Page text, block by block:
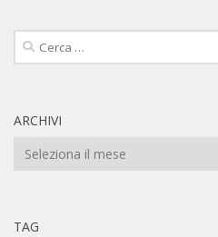
Ricerca
per:
ARCHIVI
Archivi
TAG